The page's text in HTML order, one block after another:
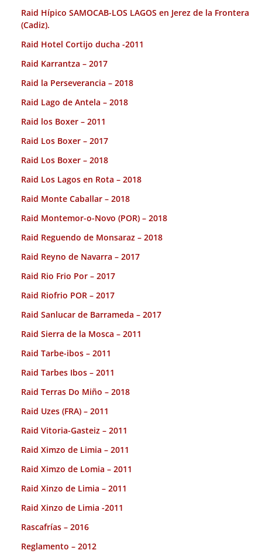
Raid Hípico SAMOCAB-LOS LAGOS en Jerez de la Frontera
(Cadiz).
Raid Hotel Cortijo ducha -2011
Raid Karrantza – 2017
Raid la Perseverancia – 2018
Raid Lago de Antela – 2018
Raid los Boxer – 2011
Raid Los Boxer – 2017
Raid Los Boxer – 2018
Raid Los Lagos en Rota – 2018
Raid Monte Caballar – 2018
Raid Montemor-o-Novo (POR) – 2018
Raid Reguendo de Monsaraz – 2018
Raid Reyno de Navarra – 2017
Raid Rio Frio Por – 2017
Raid Riofrio POR – 2017
Raid Sanlucar de Barrameda – 2017
Raid Sierra de la Mosca – 2011
Raid Tarbe-ibos – 2011
Raid Tarbes Ibos – 2011
Raid Terras Do Miño – 2018
Raid Uzes (FRA) – 2011
Raid Vitoria-Gasteiz – 2011
Raid Ximzo de Limia – 2011
Raid Ximzo de Lomia – 2011
Raid Xinzo de Limia – 2011
Raid Xinzo de Limia -2011
Rascafrías – 2016
Reglamento – 2012